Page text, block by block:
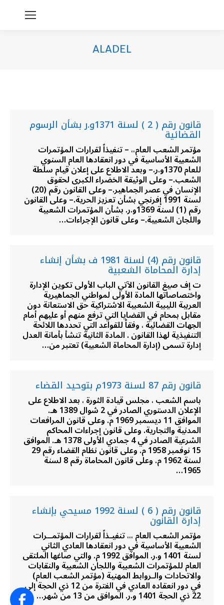
ALADEL
قانون رقم ( 2 ) لسنة 1371و.ر بشأن الرسوم
القضائية
مؤتمر الشعب العام،، – تنفيذاً لقرارات المؤتمرات
الشعبية الأساسية في دور انعقادها العام السنوي
للعام 1370و.ر.– وبعد الاطلاع على إعلان قيام سلطة
الشعب.– وعلى الوثيقة الخضراء الكبرى لحقوق
الإنسان في عصر الجماهير.– وعلى القانون رقم (20)
لسنة 1991 إفرنجي بشأن تعزيز الحرية.– وعلى القانون
رقم (1) لسنة 1369و.ر. بشأن المؤتمرات الشعبية
واللجان الشعبية.– وعلى قانون الإجراءات…
قانون رقم (4) لسنة 1981 ف بشأن إنشاء
إدارة المحاماة الشعبية
ت إف صيغ القانون الآتي الباب الأولى تكوين الإدارة
واختصاصاتها المادة الأولى لمواطني الجماهيرية
العربية الليبية الشعبية الاشتراكية حق الاستعانة دون
مقابل بمحام في القضايا التي ترفع منهم أو عليهم أمام
الجهات القضائية ، وفقاً للقواعد التي تحددها اللائحة
التنفيذية لهذا القانون . المادة الثانية تنشأ بأمانة العدل
إدارة تسمى (إدارة المحاماة الشعبية) تعتبر من…
قانون رقم 87 لسنة 1973م بتوحيد القضاء
باسم الشعب ، مجلس قيادة الثورة ، بعد الاطلاع على
الإعلان الدستوري الصادر في 2 شوال 1389 هـ.
الموافق 11 ديسمبر 1969 م. وعلى قانون المرافعات
المدنية والتجارية. وعلى قانون إجراءات المحاكم
الشرعية الصادر في 4 جمادي الأولى 1378 هـ. الموافق
15 نوفمبر 1958 م. وعلى قانون نظام القضاء رقم 29
لسنة 1962 م. وعلى قانون المحاماة رقم 8 لسنة
1965…
قانون رقم ( 6 ) لسنة 1992 مسيحي بإنشاء
إدارة القانون
مؤتمر الشعب العام ،،، تنفيـذاً لقرارات المؤتمــرات
الشعبية الأساسية في دور انعقادها العادي الثاني
لسنة 1401 و.ر. الموافق 1992 م. والتي صاغها الملتقى
العام للمؤتمرات الشعبية واللجان الشعبية والنقابات
والاتحادات والـروابط المهنية (مؤتمر الشعب العام)
في دور انعقاده العادي في الفترة من 12 ذي الحجة إلى
22 ذي الحجة 1401 و.ر. الموافق من 13 من شهر…